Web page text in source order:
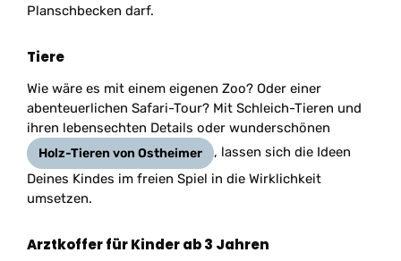
Planschbecken darf.
Tiere
Wie wäre es mit einem eigenen Zoo? Oder einer
abenteuerlichen Safari-Tour? Mit Schleich-Tieren und
ihren lebensechten Details oder wunderschönen
Holz-Tieren von Ostheimer
, lassen sich die Ideen
Deines Kindes im freien Spiel in die Wirklichkeit
umsetzen.
Arztkoffer für Kinder ab 3 Jahren